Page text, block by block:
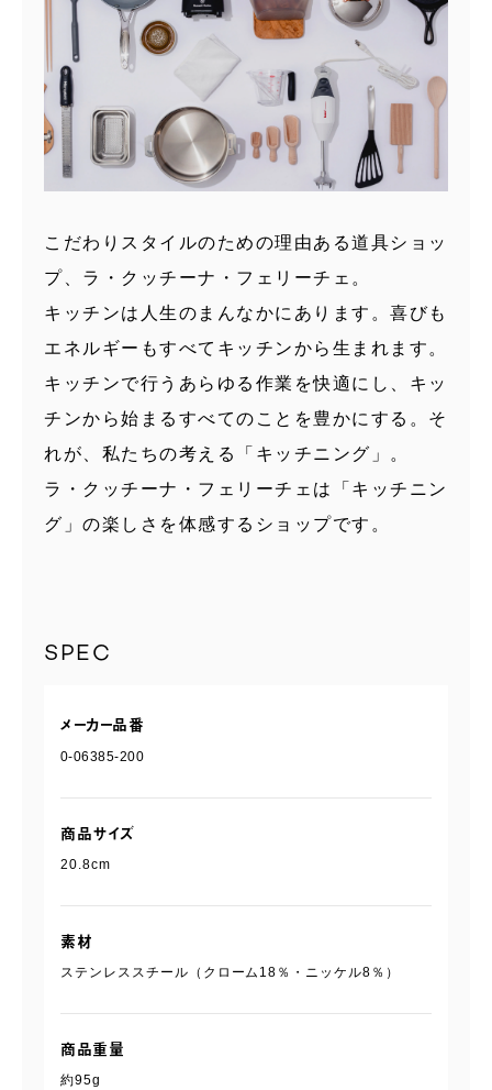
こだわりスタイルのための理由ある道具ショッ
プ、ラ・クッチーナ・フェリーチェ。
キッチンは人生のまんなかにあります。喜びも
エネルギーもすべてキッチンから生まれます。
キッチンで行うあらゆる作業を快適にし、キッ
チンから始まるすべてのことを豊かにする。そ
れが、私たちの考える「キッチニング」。
ラ・クッチーナ・フェリーチェは「キッチニン
グ」の楽しさを体感するショップです。
SPEC
メーカー品番
0-06385-200
商品サイズ
20.8cm
素材
ステンレススチール（クローム18％・ニッケル8％）
商品重量
約95g